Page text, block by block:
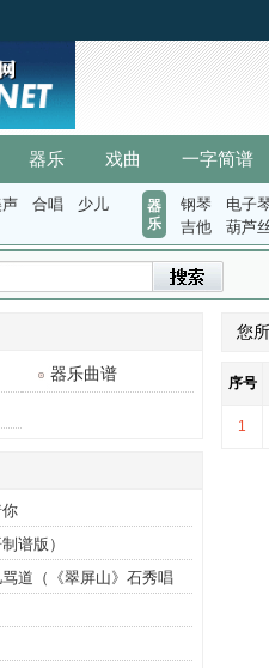
器乐 戏曲 一字简谱
合唱 少儿
器
乐
钢琴 电子
吉他
葫芦
器乐曲谱
谱版）
道（《翠屏山》石秀唱
您
序号
1